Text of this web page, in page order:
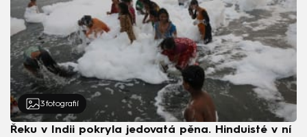
3 fotografií
Řeku v Indii pokryla jedovatá pěna. Hinduisté v ní